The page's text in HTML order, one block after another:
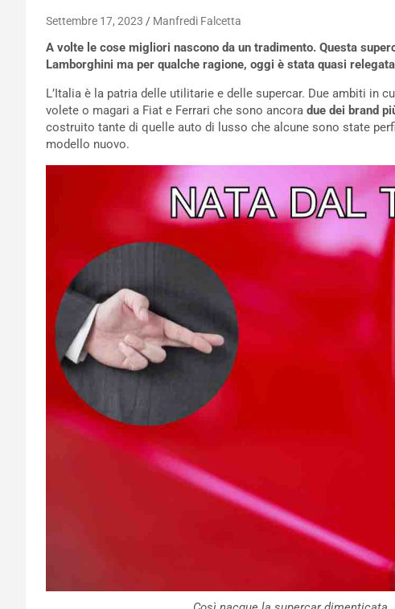
Settembre 17, 2023 Manfredi Falcetta
A volte le cose migliori nascono da un tradimento. Questa
Lamborghini ma per qualche ragione, oggi è stata quasi
L’Italia è la patria delle utilitarie e delle supercar. Due ambiti in
volete o magari a Fiat e Ferrari che sono ancora due dei brand
costruito tante di quelle auto di lusso che alcune sono state
modello nuovo.